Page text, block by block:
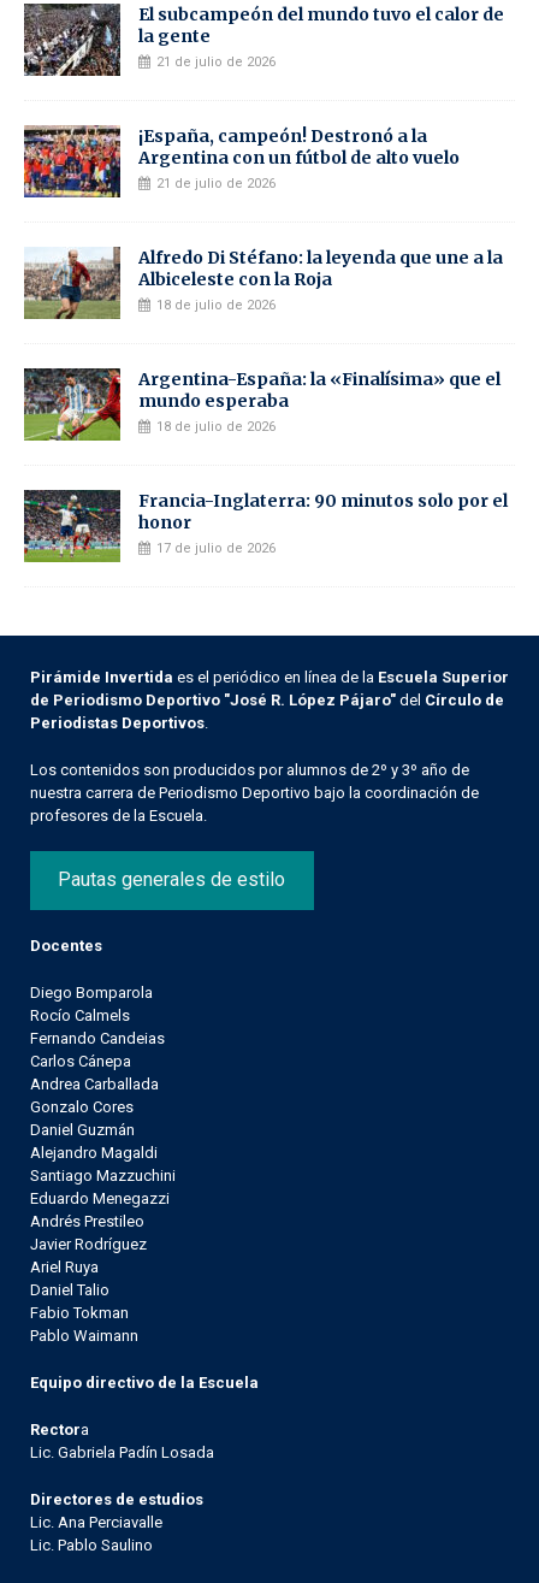
El subcampeón del mundo tuvo el calor de
la gente
21 de julio de 2026
¡España, campeón! Destronó a la
Argentina con un fútbol de alto vuelo
21 de julio de 2026
Alfredo Di Stéfano: la leyenda que une a la
Albiceleste con la Roja
18 de julio de 2026
Argentina-España: la «Finalísima» que el
mundo esperaba
18 de julio de 2026
Francia-Inglaterra: 90 minutos solo por el
honor
17 de julio de 2026
Pirámide Invertida es el periódico en línea de la Escuela Superior
de Periodismo Deportivo "José R. López Pájaro" del Círculo de
Periodistas Deportivos
Los contenidos son producidos por alumnos de 2º y 3º año de
nuestra carrera de Periodismo Deportivo bajo la coordinación de
profesores de la Escuela.
Pautas generales de estilo
Docentes
Diego Bomparola
Rocío Calmels
Fernando Candeias
Carlos Cánepa
Andrea Carballada
Gonzalo Cores
Daniel Guzmán
Alejandro Magaldi
Santiago Mazzuchini
Eduardo Menegazzi
Andrés Prestileo
Javier Rodríguez
Ariel Ruya
Daniel Talio
Fabio Tokman
Pablo Waimann
Equipo directivo de la Escuela
Rectora
Lic. Gabriela Padín Losada
Directores de estudios
Lic. Ana Perciavalle
Lic. Pablo Saulino